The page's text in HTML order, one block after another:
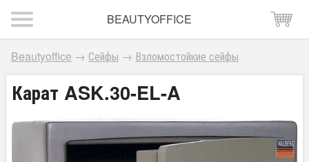
BEAUTYOFFICE
Beautyoffice → Сейфы → Взломостойкие сейфы
Карат ASK.30-EL-A